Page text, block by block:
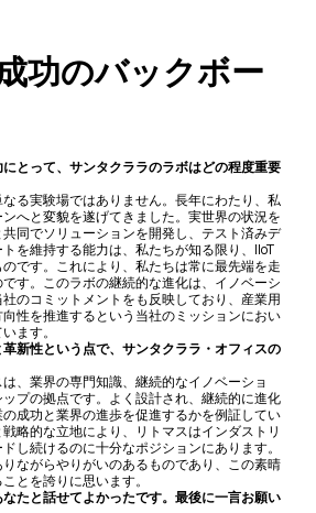
功のバックボー
とって、サンタクララのラボはどの程度重要
る実験場ではありません。長年にわたり、私
へと変貌を遂げてきました。実世界の状況を
同でソリューションを開発し、テスト済みデ
を維持する能力は、私たちが知る限り、IIoT
です。これにより、私たちは常に最先端を走
す。このラボの継続的な進化は、イノベーシ
のコミットメントをも反映しており、産業用
性を推進するという当社のミッションにおい
ます。
新性という点で、サンタクララ・オフィスの
、業界の専門知識、継続的なイノベーショ
プの拠点です。よく設計され、継続的に進化
成功と業界の進歩を促進するかを例証してい
略的な立地により、リトマスはインダストリ
し続けるのに十分なポジションにあります。
ながらやりがいのあるものであり、この素晴
とを誇りに思います。
たと話せてよかったです。最後に一言お願い